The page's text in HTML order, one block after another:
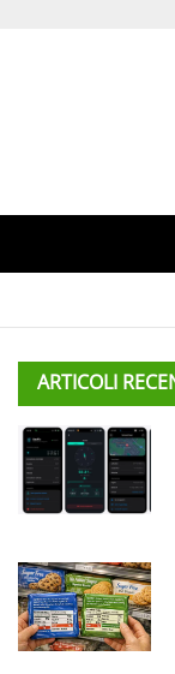
ARTICOLI